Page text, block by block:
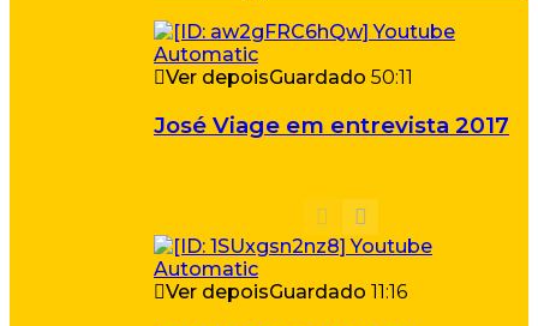
Ver depoisGuardado 50:11
José Viage em entrevista 2017
Ver depoisGuardado 11:16